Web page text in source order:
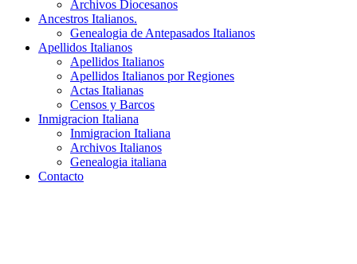
Archivos Diocesanos
Ancestros Italianos.
Genealogia de Antepasados Italianos
Apellidos Italianos
Apellidos Italianos
Apellidos Italianos por Regiones
Actas Italianas
Censos y Barcos
Inmigracion Italiana
Inmigracion Italiana
Archivos Italianos
Genealogia italiana
Contacto